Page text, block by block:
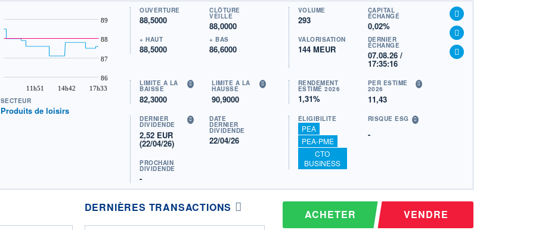
11h51 14h42 17h33
86
87
88
89
SECTEUR
Produits de loisirs
OUVERTURE
88,5000
CLÔTURE
VEILLE
88,0000
+ HAUT
88,5000
+ BAS
86,6000
VOLUME
293
CAPITAL
ÉCHANGÉ
0,02%
VALORISATION
144 MEUR
DERNIER
ÉCHANGE
07.08.26 /
17:35:16
LIMITE À LA
BAISSE
82,3000
LIMITE À LA
HAUSSE
90,9000
RENDEMENT
ESTIMÉ 2026
1,31%
PER ESTIMÉ
2026
11,43
DERNIER
DIVIDENDE
2,52 EUR
(22/04/26)
DATE
DERNIER
DIVIDENDE
22/04/26
PROCHAIN
DIVIDENDE
-
ÉLIGIBILITÉ
PEA
PEA-PME
CTO
BUSINESS
RISQUE ESG
-
DERNIÈRES TRANSACTIONS
ACHETER VENDRE